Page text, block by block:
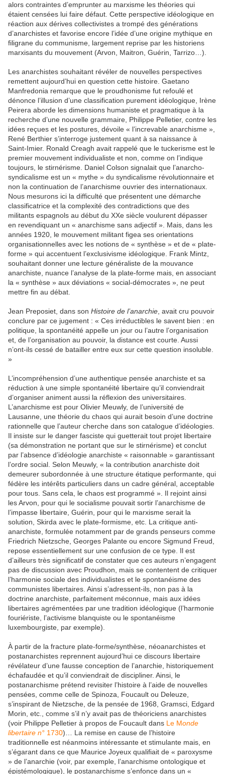
alors contraintes d’emprunter au marxisme les théories qui
étaient censées lui faire défaut. Cette perspective idéologique en
réaction aux dérives collectivistes a trompé des générations
d’anarchistes et favorise encore l’idée d’une origine mythique en
filigrane du communisme, largement reprise par les historiens
marxisants du mouvement (Arvon, Maitron, Guérin, Tarrizo…).
Les anarchistes souhaitant révéler de nouvelles perspectives
remettent aujourd’hui en question cette histoire. Gaetano
Manfredonia remarque que le proudhonisme fut refoulé et
dénonce l’illusion d’une classification purement idéologique, Irène
Peirera aborde les dimensions humaniste et pragmatique à la
recherche d’une nouvelle grammaire, Philippe Pelletier, contre les
idées reçues et les postures, dévoile « l’increvable anarchisme »,
René Berthier s’interroge justement quant à sa naissance à
Saint-Imier. Ronald Creagh avait rappelé que le tuckerisme est le
premier mouvement individualiste et non, comme on l’indique
toujours, le stirnérisme. Daniel Colson signalait que l’anarcho-
syndicalisme est un « mythe » du syndicalisme révolutionnaire et
non la continuation de l’anarchisme ouvrier des internationaux.
Nous mesurons ici la difficulté que présentent une démarche
classificatrice et la complexité des contradictions que des
militants espagnols au début du XXe siècle voulurent dépasser
en revendiquant un « anarchisme sans adjectif ». Mais, dans les
années 1920, le mouvement militant figea ses orientations
organisationnelles avec les notions de « synthèse » et de « plate-
forme » qui accentuent l’exclusivisme idéologique. Frank Mintz,
souhaitant donner une lecture généraliste de la mouvance
anarchiste, nuance l’analyse de la plate-forme mais, en associant
la « synthèse » aux déviations « social-démocrates », ne peut
mettre fin au débat.
Jean Preposiet, dans son Histoire de l’anarchie , avait cru pouvoir
conclure par ce jugement : « Ces irréductibles le savent bien : en
politique, la spontanéité appelle un jour ou l’autre l’organisation
et, de l’organisation au pouvoir, la distance est courte. Aussi
n’ont-ils cessé de batailler entre eux sur cette question insoluble.
»
L’incompréhension d’une authentique pensée anarchiste et sa
réduction à une simple spontanéité libertaire qu’il conviendrait
d’organiser animent aussi la réflexion des universitaires.
L’anarchisme est pour Olivier Meuwly, de l’université de
Lausanne, une théorie du chaos qui aurait besoin d’une doctrine
rationnelle que l’auteur cherche dans son catalogue d’idéologies.
Il insiste sur le danger fasciste qui guetterait tout projet libertaire
(sa démonstration ne portant que sur le stirnérisme) et conclut
par l’absence d’idéologie anarchiste « raisonnable » garantissant
l’ordre social. Selon Meuwly, « la contribution anarchiste doit
demeurer subordonnée à une structure étatique performante, qui
fédère les intérêts particuliers dans un cadre général, acceptable
pour tous. Sans cela, le chaos est programmé ». Il rejoint ainsi
les Arvon, pour qui le socialisme pouvait sortir l’anarchisme de
l’impasse libertaire, Guérin, pour qui le marxisme serait la
solution, Skirda avec le plate-formisme, etc. La critique anti-
anarchiste, formulée notamment par de grands penseurs comme
Friedrich Nietzsche, Georges Palante ou encore Sigmund Freud,
repose essentiellement sur une confusion de ce type. Il est
d’ailleurs très significatif de constater que ces auteurs n’engagent
pas de discussion avec Proudhon, mais se contentent de critiquer
l’harmonie sociale des individualistes et le spontanéisme des
communistes libertaires. Ainsi s’adressent-ils, non pas à la
doctrine anarchiste, parfaitement méconnue, mais aux idées
libertaires agrémentées par une tradition idéologique (l’harmonie
fouriériste, l’activisme blanquiste ou le spontanéisme
luxembourgiste, par exemple).
À partir de la fracture plate-forme/synthèse, néoanarchistes et
postanarchistes reprennent aujourd’hui ce discours libertaire
révélateur d’une fausse conception de l’anarchie, historiquement
échafaudée et qu’il conviendrait de discipliner. Ainsi, le
postanarchisme prétend revisiter l’histoire à l’aide de nouvelles
pensées, comme celle de Spinoza, Foucault ou Deleuze,
s’inspirant de Nietzsche, de la pensée de 1968, Gramsci, Edgard
Morin, etc., comme s’il n’y avait pas de théoriciens anarchistes
(voir Philippe Pelletier à propos de Foucault dans Le Monde
libertaire n° 1730)… La remise en cause de l’histoire
traditionnelle est néanmoins intéressante et stimulante mais, en
s’égarant dans ce que Maurice Joyeux qualifiait de « paroxysme
» de l’anarchie (voir, par exemple, l’anarchisme ontologique et
épistémologique), le postanarchisme s’enfonce dans un «